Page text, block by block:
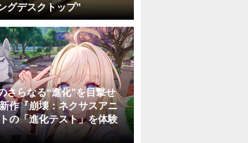
グデスクトップ”
さらなる“進化”を目撃せ
作『崩壊：ネクサスアニ
の「進化テスト」を体験